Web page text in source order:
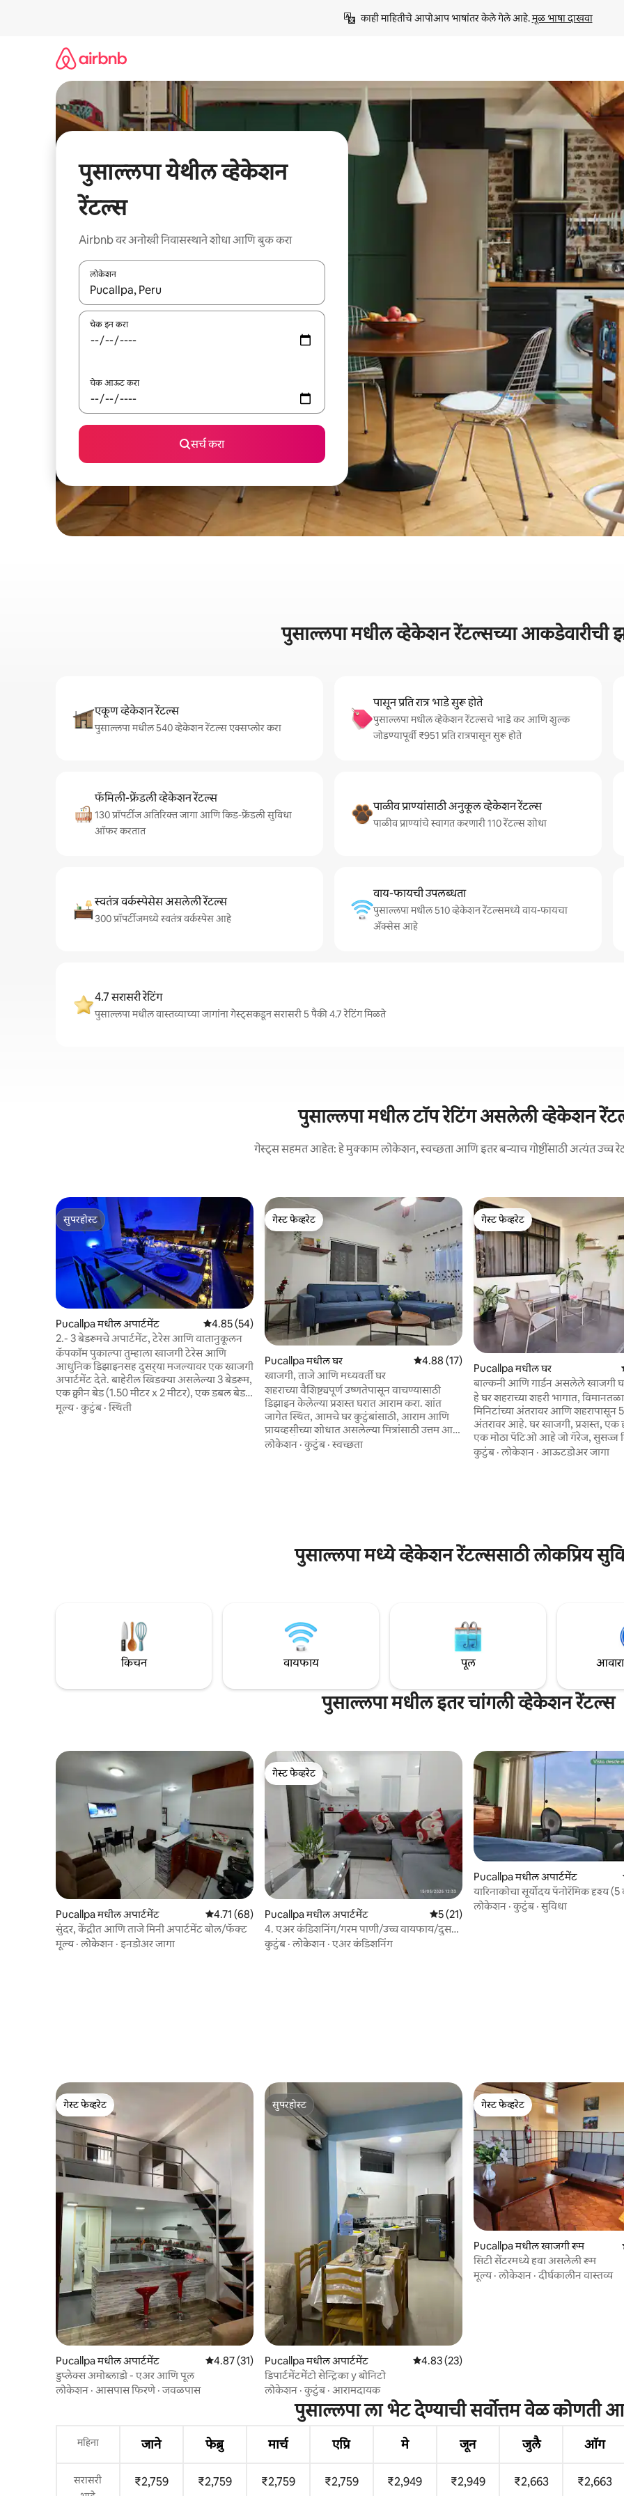
काही माहितीचे आपोआप भाषांतर केले गेले आहे. मूळ भाषा दाखवा
पुसाल्लपा येथील व्हेकेशन
रेंटल्स
Airbnb वर अनोखी निवासस्थाने शोधा आणि बुक करा
लोकेशन
जेव्हा परिणाम उपलब्ध असतील, तेव्हा वरच्या आणि खाली बाणांच्या किजसह नेव्हिगेट करा किंवा स्पर्शाने स्वाइप जेश्चर्स वापरून एक्सप्लोर करा.
चेक इन करा
चेक आऊट करा
सर्च करा
पुसाल्लपा मधील व्हेकेशन रेंटल्सच्या
एकूण व्हेकेशन रेंटल्स
पुसाल्लपा मधील 540 व्हेकेशन रेंटल्स एक्सप्लोर करा
पासून प्रति रात्र भाडे सुरू होते
पुसाल्लपा मधील व्हेकेशन रेंटल्सचे भाडे कर आणि शुल्क
जोडण्यापूर्वी ₹951 प्रति रात्रपासून सुरू होते
फॅमिली-फ्रेंडली व्हेकेशन रेंटल्स
130 प्रॉपर्टीज अतिरिक्त जागा आणि किड-फ्रेंडली सुविधा
ऑफर करतात
पाळीव प्राण्यांसाठी अनुकूल व्हेकेशन रेंटल्स
पाळीव प्राण्यांचे स्वागत करणारी 110 रेंटल्स शोधा
स्वतंत्र वर्कस्पेसेस असलेली रेंटल्स
300 प्रॉपर्टीजमध्ये स्वतंत्र वर्कस्पेस आहे
वाय-फायची उपलब्धता
पुसाल्लपा मधील 510 व्हेकेशन रेंटल्समध्ये वाय-फायचा
अ‍ॅक्सेस आहे
4.7 सरासरी रेटिंग
पुसाल्लपा मधील वास्तव्याच्या जागांना गेस्ट्सकडून सरासरी 5 पैकी 4.7 रेटिंग मिळते
पुसाल्लपा मधील टॉप रेटिंग असलेली व्हेकेशन
गेस्ट्स सहमत आहेत: हे मुक्काम लोकेशन, स्वच्छता आणि इतर बऱ्याच गोष्टींसाठी अत्यंत
सुपरहोस्ट
सुपरहोस्ट
Pucallpa मधील अपार्टमेंट 5 पैकी 4.85 सरासरी रेटिंग, 54 रिव्ह्यूज
4.85 (54)
2.- 3 बेडरूमचे अपार्टमेंट, टेरेस आणि वातानुकूलन
कॅपकॉम पुकाल्पा तुम्हाला खाजगी टेरेस आणि
आधुनिक डिझाइनसह दुसर्‍या मजल्यावर एक खाजगी
अपार्टमेंट देते. बाहेरील खिडक्या असलेल्या 3 बेडरूम,
एक क्वीन बेड (1.50 मीटर x 2 मीटर), एक डबल बेड,
एक सिंगल बेड आणि एक ट्रिपल सोफा बेड. 2
बाथरूम, स्मार्ट टीव्ही असलेली लिव्हिंग रूम,
मूल्य·कुटुंब·स्थिती
गेस्ट फेव्हरेट
गेस्ट फेव्हरेट
Pucallpa मधील घर 5 पैकी 4.88 सरासरी रेटिंग, 17 रिव्ह्यूज
4.88 (17)
खाजगी, ताजे आणि मध्यवर्ती घर
शहराच्या वैशिष्ट्यपूर्ण उष्णतेपासून वाचण्यासाठी
डिझाइन केलेल्या प्रशस्त घरात आराम करा. शांत
जागेत स्थित, आमचे घर कुटुंबांसाठी, आराम आणि
प्रायव्हसीच्या शोधात असलेल्या मित्रांसाठी उत्तम आहे.
त्यांच्या नैसर्गिक वायुवीजनमुळे थंड रूम्स असलेल्या
स्वच्छ जागांचा आनंद घ्या. तुमचे वास्तव्य फिट केलेले
लोकेशन ·कुटुंब·स्वच्छता
गेस्ट फेव्हरेट
गेस्ट फेव्हरेट
Pucallpa मधील घर
बाल्कनी आणि गार्डन असलेले खाजगी
हे घर शहराच्या शहरी भागात,
मिनिटांच्या अंतरावर आणि शहरापासून 5
अंतरावर आहे. घर खाजगी, प्रशस्त, एक छान टेरेस,
एक मोठा पॅटिओ आहे जो गॅरेज, सुसज्ज
टीव्ही असलेली लिव्हिंग रूम, डायनिंग रूम,
बेडरूम्स, एक पूर्ण बाथरूम आणि
कुटुंब·लोकेशन · आऊटडोअर जागा
पुसाल्लपा मध्ये व्हेकेशन रेंटल्ससाठी लोकप्रिय
किचन वायफाय पूल
पुसाल्लपा मधील इतर चांगली व्हेकेशन रेंटल्स
Pucallpa मधील अपार्टमेंट 5 पैकी 4.71 सरासरी रेटिंग, 68 रिव्ह्यूज
4.71 (68)
सुंदर, केंद्रीत आणि ताजे मिनी अपार्टमेंट बोल/फॅक्ट
मूल्य·लोकेशन ·इनडोअर जागा
गेस्ट फेव्हरेट
गेस्ट फेव्हरेट
Pucallpa मधील अपार्टमेंट 5 पैकी 5 सरासरी रेटिंग, 21 रिव्ह्यूज
5 (21)
4. एअर कंडिशनिंग/गरम पाणी/उच्च वायफाय/दुसरा
मजला
कुटुंब·लोकेशन ·एअर कंडिशनिंग
Pucallpa मधील अपार्टमेंट
यारिनाकोचा सूर्योदय पॅनोरॅमिक दृश्य
लोकेशन ·कुटुंब·सुविधा
गेस्ट फेव्हरेट
गेस्ट फेव्हरेट
Pucallpa मधील अपार्टमेंट 5 पैकी 4.87 सरासरी रेटिंग, 31 रिव्ह्यूज
4.87 (31)
डुप्लेक्स अमोब्लाडो - एअर आणि पूल
लोकेशन · आसपास फिरणे ·जवळपास
सुपरहोस्ट
सुपरहोस्ट
Pucallpa मधील अपार्टमेंट 5 पैकी 4.83 सरासरी रेटिंग, 23 रिव्ह्यूज
4.83 (23)
डिपार्टमेंटमेंटो सेन्ट्रिका y बोनिटो
लोकेशन ·कुटुंब· आरामदायक
गेस्ट फेव्हरेट
गेस्ट फेव्हरेट
Pucallpa मधील खाजगी रूम
सिटी सेंटरमध्ये हवा असलेली रूम
मूल्य·लोकेशन ·दीर्घकालीन वास्तव्य
पुसाल्लपा ला भेट देण्याची सर्वोत्तम वेळ कोणती
महिना जाने फेब्रु मार्च एप्रि मे जून जुलै ऑग
सरासरी
₹2,759 ₹2,759 ₹2,759 ₹2,759 ₹2,949 ₹2,949 ₹2,663 ₹2,663